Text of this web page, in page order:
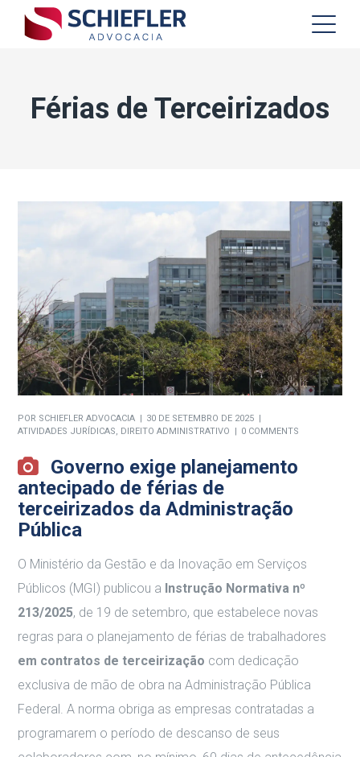
Férias de Terceirizados
POR SCHIEFLER ADVOCACIA
30 DE SETEMBRO DE 2025
ATIVIDADES JURÍDICAS, DIREITO ADMINISTRATIVO 0 COMMENTS
Governo exige planejamento
antecipado de férias de
terceirizados da Administração
Pública
O Ministério da Gestão e da Inovação em Serviços
Públicos (MGI) publicou a Instrução Normativa nº
213/2025, de 19 de setembro, que estabelece novas
regras para o planejamento de férias de trabalhadores
em contratos de terceirização com dedicação
exclusiva de mão de obra na Administração Pública
Federal. A norma obriga as empresas contratadas a
programarem o período de descanso de seus